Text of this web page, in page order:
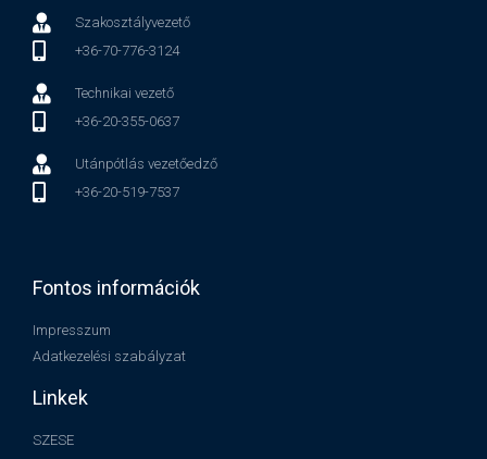
Szakosztályvezető
+36-70-776-3124
Technikai vezető
+36-20-355-0637
Utánpótlás vezetőedző
+36-20-519-7537
Fontos információk
Impresszum
Adatkezelési szabályzat
Linkek
SZESE